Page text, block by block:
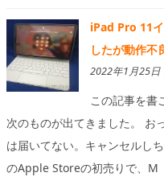
iPad Pro 11
したが動作不
2022年1月25日
この記事を書
次のものが出てきました。
は届いてない。キャンセルし
のApple Storeの初売りで、M